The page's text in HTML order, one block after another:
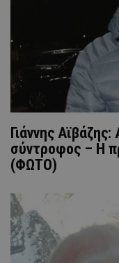
Γιάννης
σύντροφος – Η
(ΦΩΤΟ)